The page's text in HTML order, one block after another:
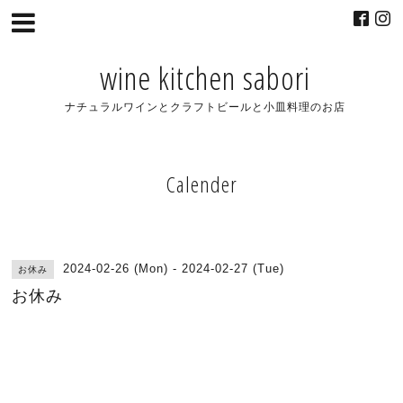
wine kitchen sabori
ナチュラルワインとクラフトビールと小皿料理のお店
Calender
お休み 2024-02-26 (Mon) - 2024-02-27 (Tue)
お休み